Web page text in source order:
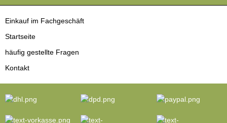
Einkauf im Fachgeschäft
Startseite
häufig gestellte Fragen
Kontakt